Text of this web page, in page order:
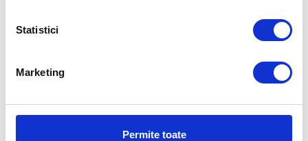
Statistici
Marketing
Permite toate